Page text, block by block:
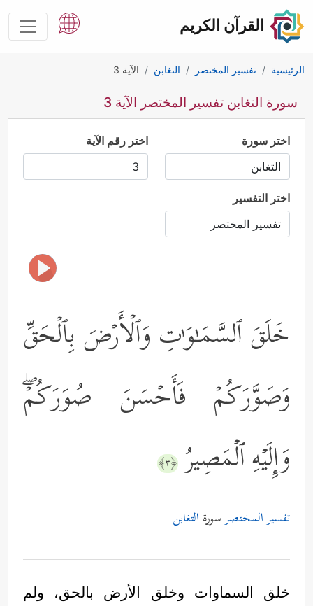
القرآن الكريم
الرئيسية تفسير المختصر التغابن الآية 3
سورة التغابن تفسير المختصر الآية 3
اختر سورة اختر رقم الآية
اختر التفسير
خَلَقَ ٱلسَّمَـٰوَ ٰ⁠تِ وَٱلۡأَرۡضَ بِٱلۡحَقِّ
وَصَوَّرَكُمۡ فَأَحۡسَنَ صُوَرَكُمۡۖ
وَإِلَیۡهِ ٱلۡمَصِیرُ ﴿٣﴾
تفسير المختصرسورة التغابن
خلق السماوات وخلق الأرض بالحق، ولم